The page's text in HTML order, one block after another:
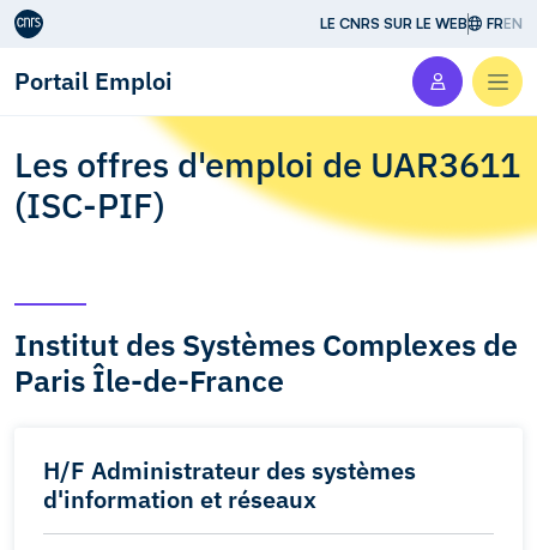
Aller au contenu LE CNRS SUR LE WEB FREN
Portail Emploi
Les offres d'emploi de UAR3611
(ISC-PIF)
Institut des Systèmes Complexes de
Paris Île-de-France
H/F Administrateur des systèmes
d'information et réseaux